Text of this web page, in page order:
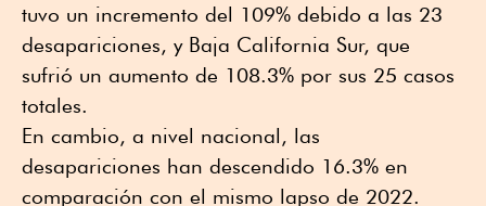
tuvo un incremento del 109% debido a las 23
desapariciones, y Baja California Sur, que
sufrió un aumento de 108.3% por sus 25 casos
totales.
En cambio, a nivel nacional, las
desapariciones han descendido 16.3% en
comparación con el mismo lapso de 2022.